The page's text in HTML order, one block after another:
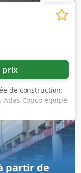
prix
de construction:
Atlas Copco équipé
un
du
: 3,84 m³/min (64
bar, heures de
dessiccateur :
partir de